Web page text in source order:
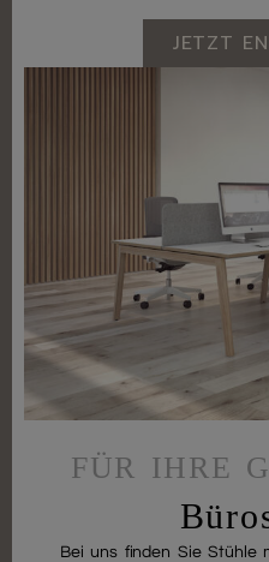
JETZT
FÜR IHRE
Bei uns finden Sie Stühle